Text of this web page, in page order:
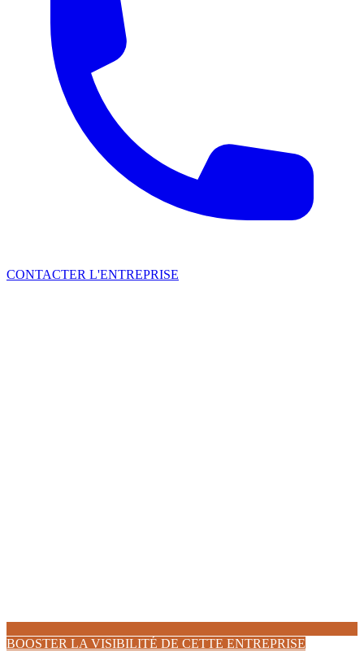
CONTACTER L'ENTREPRISE
BOOSTER LA VISIBILITÉ DE CETTE ENTREPRISE